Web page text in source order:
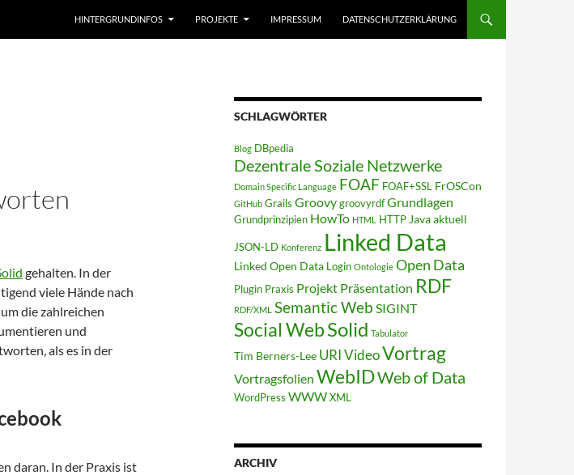
HINTERGRUNDINFOS PROJEKTE IMPRESSUM DATENSCHUTZERKLÄRUNG
gehalten. In der
viele Hände nach
die zahlreichen
und
als es in der
daran. In der Praxis ist
SCHLAGWÖRTER
Blog DBpedia
Dezentrale Soziale Netzwerke
Domain Specific Language FOAF FOAF+SSL FrOSCon
GitHub Grails GroovygroovyrdfGrundlagen
Grundprinzipien HowTo HTML HTTP Java aktuell
JSON-LD Konferenz Linked Data
Linked Open Data Login Ontologie Open Data
Plugin Praxis Projekt Präsentation RDF
RDF/XML Semantic Web SIGINT
Social WebSolid Tabulator
Tim Berners-Lee URIVideoVortrag
Vortragsfolien WebIDWeb of Data
WordPress WWWXML
ARCHIV